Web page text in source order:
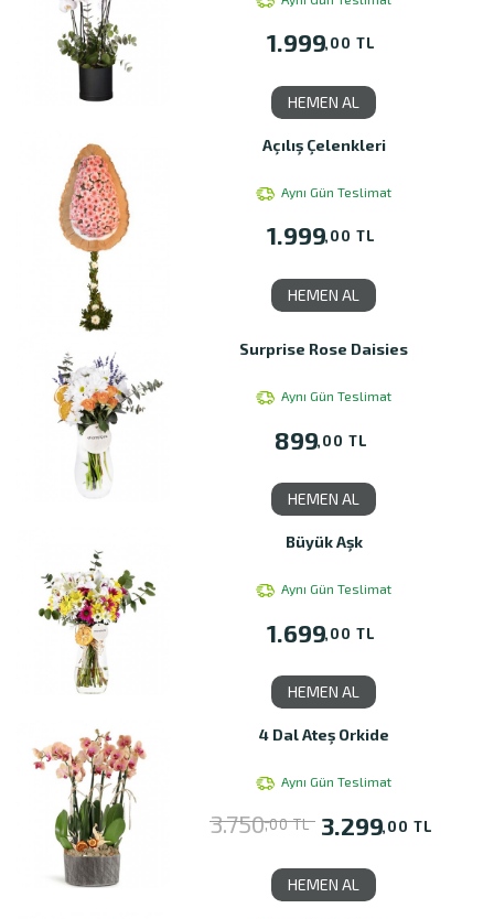
1.999,00 TL
HEMEN AL
Açılış Çelenkleri
Aynı Gün Teslimat
1.999,00 TL
HEMEN AL
Surprise Rose Daisies
Aynı Gün Teslimat
899,00 TL
HEMEN AL
Büyük Aşk
Aynı Gün Teslimat
1.699,00 TL
HEMEN AL
4 Dal Ateş Orkide
Aynı Gün Teslimat
3.750,00 TL 3.299,00 TL
HEMEN AL